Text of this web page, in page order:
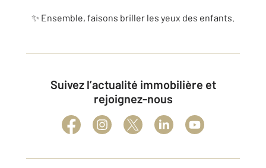
✨ Ensemble, faisons briller les yeux des enfants.
Suivez l’actualité immobilière et
rejoignez-nous